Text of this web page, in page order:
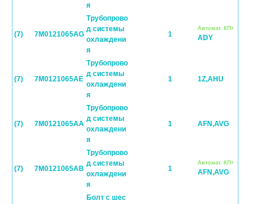
я
(7) 7M0121065AG
Трубопрово
д системы
охлаждени
я
1
Автомат. КП+
ADY
(7) 7M0121065AE
Трубопрово
д системы
охлаждени
я
1 1Z,AHU
(7) 7M0121065AA
Трубопрово
д системы
охлаждени
я
1 AFN,AVG
(7) 7M0121065AB
Трубопрово
д системы
охлаждени
я
1
Автомат. КП+
AFN,AVG
Болт с шес